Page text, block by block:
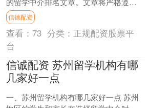
您提出的所有要点，确保内容丰富、结
构清晰、语言通俗。 20....
信德配资
查看：73 分类： 正规配资股票平
台
信诚配资 苏州留学机构有哪
几家好一点
一、苏州留学机构有哪几家好一点 苏州